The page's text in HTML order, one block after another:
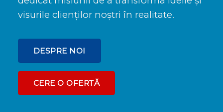
visurile clienților noștri în realitate.
DESPRE NOI
CERE O OFERTĂ